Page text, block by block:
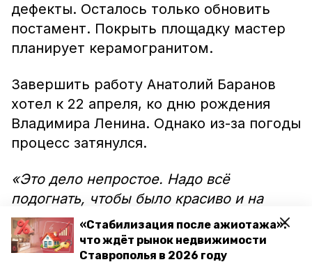
«Стабилизация после ажиотажа»:
что ждёт рынок недвижимости
Ставрополья в 2026 году
дефекты. Осталось только обновить
постамент. Покрыть площадку мастер
планирует керамогранитом.
Завершить работу Анатолий Баранов
хотел к 22 апреля, ко дню рождения
Владимира Ленина. Однако из-за погоды
процесс затянулся.
«Это дело непростое. Надо всё
подогнать, чтобы было красиво и на
века», — делится мастер.
Раньше он реставрировал